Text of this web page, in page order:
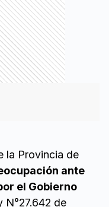
la Provincia de
ante
el Gobierno
N°27.642 de